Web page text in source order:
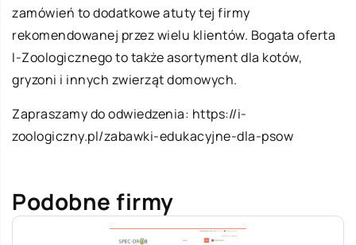
zamówień to dodatkowe atuty tej firmy
rekomendowanej przez wielu klientów. Bogata oferta
I-Zoologicznego to także asortyment dla kotów,
gryzoni i innych zwierząt domowych.
Zapraszamy do odwiedzenia: https://i-
zoologiczny.pl/zabawki-edukacyjne-dla-psow
Podobne firmy